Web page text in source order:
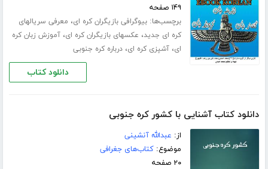
۱۴۹ صفحه
برچسب‌ها:بیوگرافی بازیگران کره ای، معرفی سریالهای
کره ای جدید، عکسهای بازیگران کره ای،آموزش زبان کره
ای،آشپزی کره ای،درباره کره جنوبی
دانلود کتاب
دانلود کتاب آشنایی با کشور کره جنوبی
از: عبدالله آنشینی
موضوع:کتاب‌های جغرافی
۲۰ صفحه